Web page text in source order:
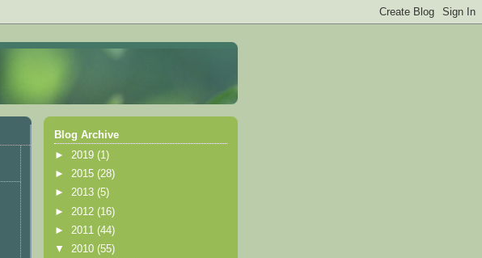
Blog Archive
► 2019 (1)
► 2015 (28)
► 2013 (5)
► 2012 (16)
► 2011 (44)
▼ 2010 (55)